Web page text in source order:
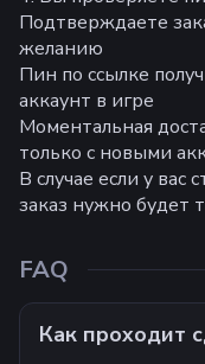
Подтверждаете
желанию
Пин по ссылке
аккаунт в игре
Моментальная
только с новыми
В случае если у вас
заказ нужно будет
FAQ
Как проходит